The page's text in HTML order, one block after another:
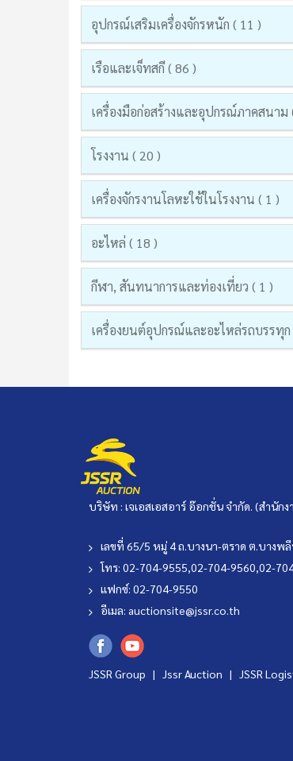
อุปกรณ์เสริมเครื่องจักรหนัก ( 11 )
เรือและเจ็ทสกี ( 86 )
เครื่องมือก่อสร้างและอุปกรณ์ภาคสนาม
โรงงาน ( 20 )
เครื่องจักรงานโลหะใช้ในโรงงาน ( 1 )
อะไหล่ ( 18 )
กีฬา, สันทนาการและท่องเที่ยว ( 1 )
เครื่องยนต์อุปกรณ์และอะไหล่รถบรรทุก
บริษัท : เจเอสเอสอาร์ อ๊อกชั่น จำกัด. (สำนัก
เลขที่ 65/5 หมู่ 4 ถ.บางนา-ตราด ต.บางพ
โทร: 02-704-9555,02-704-9560,02-
แฟกซ์: 02-704-9550
อีเมล: auctionsite@jssr.co.th
JSSR Group | Jssr Auction | JSSR